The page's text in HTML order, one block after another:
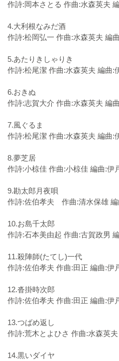
作詩:岡本さとる 作曲:水森英夫
4.大利根なみだ酒
作詩:松岡弘一 作曲:水森英夫 編
5.あたりきしゃりき
作詩:松尾潔 作曲:水森英夫 編曲:
6.おきぬ
作詩:志賀大介 作曲:水森英夫 編
7.風ぐるま
作詩:松尾潔 作曲:水森英夫 編曲:
8.夢芝居
作詩:小椋佳 作曲:小椋佳 編曲:伊
9.勘太郎月夜唄
作詩:佐伯孝夫 作曲:清水保雄 編
10.お島千太郎
作詩:石本美由起 作曲:古賀政男
11.殺陣師(たてし)一代
作詩:佐伯孝夫 作曲:田正 編曲:伊
12.沓掛時次郎
作詩:佐伯孝夫 作曲:田正 編曲:伊
13.つばめ返し
作詩:荒木とよひさ 作曲:水森英
14.黒いダイヤ